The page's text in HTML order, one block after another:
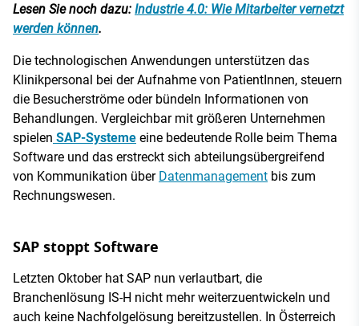
Lesen Sie noch dazu: Industrie 4.0: Wie Mitarbeiter vernetzt
werden können.
Die technologischen Anwendungen unterstützen das
Klinikpersonal bei der Aufnahme von PatientInnen, steuern
die Besucherströme oder bündeln Informationen von
Behandlungen. Vergleichbar mit größeren Unternehmen
spielen SAP-Systeme eine bedeutende Rolle beim Thema
Software und das erstreckt sich abteilungsübergreifend
von Kommunikation über Datenmanagement bis zum
Rechnungswesen.
SAP stoppt Software
Letzten Oktober hat SAP nun verlautbart, die
Branchenlösung IS-H nicht mehr weiterzuentwickeln und
auch keine Nachfolgelösung bereitzustellen. In Österreich